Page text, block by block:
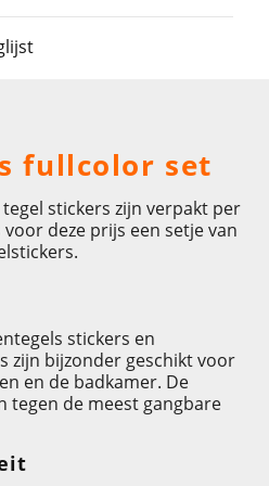
fullcolor set
stickers zijn verpakt per
deze prijs een setje van
stickers en
zijn bijzonder geschikt voor
en de badkamer. De
tegen de meest gangbare